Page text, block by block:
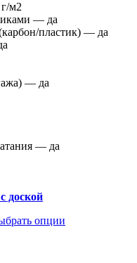
м2
— да
пластик) — да
— да
— да
доской
опции